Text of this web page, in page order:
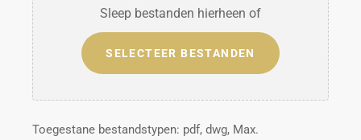
Sleep bestanden hierheen of
SELECTEER BESTANDEN
Toegestane bestandstypen: pdf, dwg, Max.